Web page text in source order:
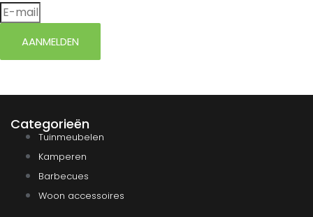
AANMELDEN
Categorieën
Tuinmeubelen
Kamperen
Barbecues
Woon accessoires